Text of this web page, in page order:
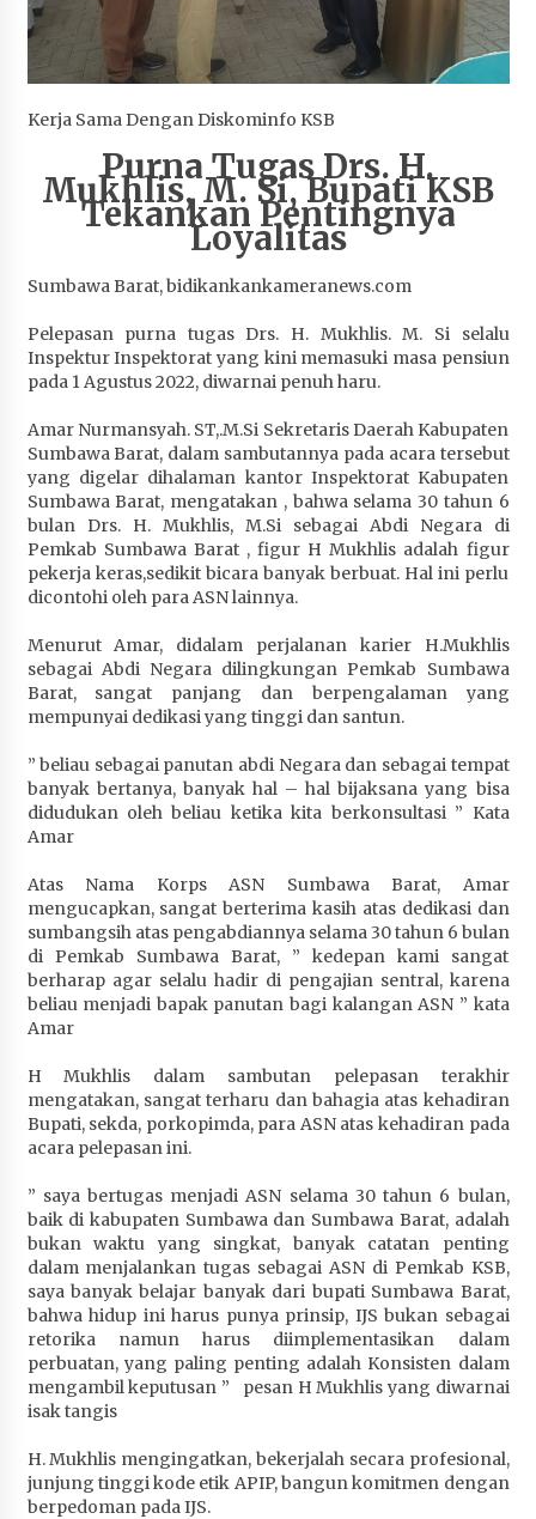
Penurunan Stunting di Sumbawa
1 bulan ago
Pandangan Fraksi – Fraksi DPRD Sumbawa
1 bulan ago
Bupati Sumbawa Lepas 487 Atlet dari Berbagai
Cabor yang Akan Berjuang pada PORPROV XII
1 bulan ago
BAZNAS Kabupaten Sumbawa Salurkan Bantuan
Program 100 Mustahik Per Desa di Desa Teluk
Santong
Dosen UTS Siap Kembangkan Inovasi Lewat
Pelatihan PDPP 2026 Bali
1 bulan ago
Terapkan “Polantas Menyapa”, Satlantas Polres
Sumbawa Berupaya Wujudkan Pelayanan
Kepolisian yang Profesional
Capaian Program Pemerintah Kabupaten
Sumbawa Terus Dirasakan Masyarakat
Kerja Sama Dengan Diskominfo KSB
Purna Tugas Drs. H.
Mukhlis, M. Si, Bupati KSB
Tekankan Pentingnya
Loyalitas
Sumbawa Barat, bidikankankameranews.com
Pelepasan purna tugas Drs. H. Mukhlis. M. Si selalu
Inspektur Inspektorat yang kini memasuki masa pensiun
pada 1 Agustus 2022, diwarnai penuh haru.
Amar Nurmansyah. ST,.M.Si Sekretaris Daerah Kabupaten
Sumbawa Barat, dalam sambutannya pada acara tersebut
yang digelar dihalaman kantor Inspektorat Kabupaten
Sumbawa Barat, mengatakan , bahwa selama 30 tahun 6
bulan Drs. H. Mukhlis, M.Si sebagai Abdi Negara di
Pemkab Sumbawa Barat , figur H Mukhlis adalah figur
pekerja keras,sedikit bicara banyak berbuat. Hal ini perlu
dicontohi oleh para ASN lainnya.
Menurut Amar, didalam perjalanan karier H.Mukhlis
sebagai Abdi Negara dilingkungan Pemkab Sumbawa
Barat, sangat panjang dan berpengalaman yang
mempunyai dedikasi yang tinggi dan santun.
” beliau sebagai panutan abdi Negara dan sebagai tempat
banyak bertanya, banyak hal – hal bijaksana yang bisa
didudukan oleh beliau ketika kita berkonsultasi ” Kata
Amar
Atas Nama Korps ASN Sumbawa Barat, Amar
mengucapkan, sangat berterima kasih atas dedikasi dan
sumbangsih atas pengabdiannya selama 30 tahun 6 bulan
di Pemkab Sumbawa Barat, ” kedepan kami sangat
berharap agar selalu hadir di pengajian sentral, karena
beliau menjadi bapak panutan bagi kalangan ASN ” kata
Amar
H Mukhlis dalam sambutan pelepasan terakhir
mengatakan, sangat terharu dan bahagia atas kehadiran
Bupati, sekda, porkopimda, para ASN atas kehadiran pada
acara pelepasan ini.
” saya bertugas menjadi ASN selama 30 tahun 6 bulan,
baik di kabupaten Sumbawa dan Sumbawa Barat, adalah
bukan waktu yang singkat, banyak catatan penting
dalam menjalankan tugas sebagai ASN di Pemkab KSB,
saya banyak belajar banyak dari bupati Sumbawa Barat,
bahwa hidup ini harus punya prinsip, IJS bukan sebagai
retorika namun harus diimplementasikan dalam
perbuatan, yang paling penting adalah Konsisten dalam
mengambil keputusan ” pesan H Mukhlis yang diwarnai
isak tangis
H. Mukhlis mengingatkan, bekerjalah secara profesional,
junjung tinggi kode etik APIP, bangun komitmen dengan
berpedoman pada IJS.